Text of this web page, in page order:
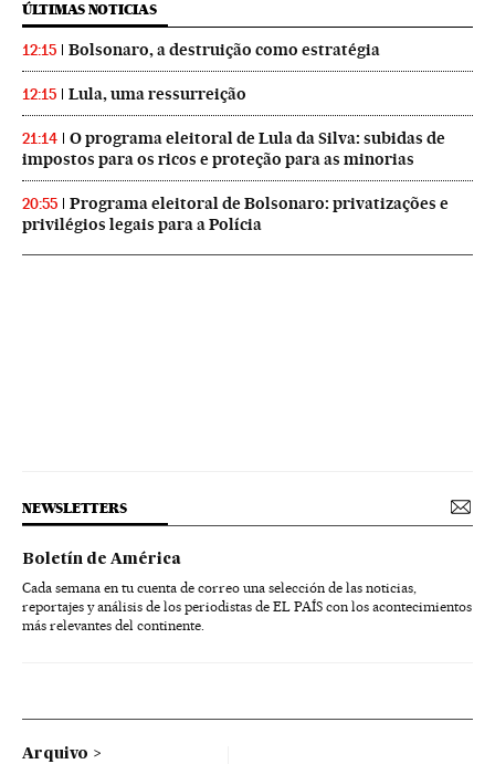
ÚLTIMAS NOTICIAS
12:15 Bolsonaro, a destruição como estratégia
12:15 Lula, uma ressurreição
21:14
O programa eleitoral de Lula da Silva: subidas de
impostos para os ricos e proteção para as minorias
20:55
Programa eleitoral de Bolsonaro: privatizações e
privilégios legais para a Polícia
NEWSLETTERS
Boletín de América
Cada semana en tu cuenta de correo una selección de las noticias,
reportajes y análisis de los periodistas de EL PAÍS con los acontecimientos
más relevantes del continente.
Arquivo